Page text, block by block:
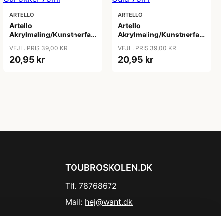
ARTELLO
Artello
Akrylmaling/Kunstnerfarve
VEJL. PRIS 39,00 KR
20,95 kr
ARTELLO
Artello
Akrylmaling/Kunstnerfarve
VEJL. PRIS 39,00 KR
20,95 kr
TOUBROSKOLEN.DK
Tlf. 78768672
Mail: hej@want.dk